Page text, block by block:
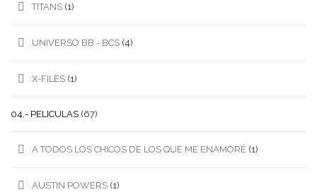
TITANS (1)
UNIVERSO BB - BCS (4)
X-FILES (1)
04.- PELICULAS (67)
A TODOS LOS CHICOS DE LOS QUE ME ENAMORÉ (1)
AUSTIN POWERS (1)